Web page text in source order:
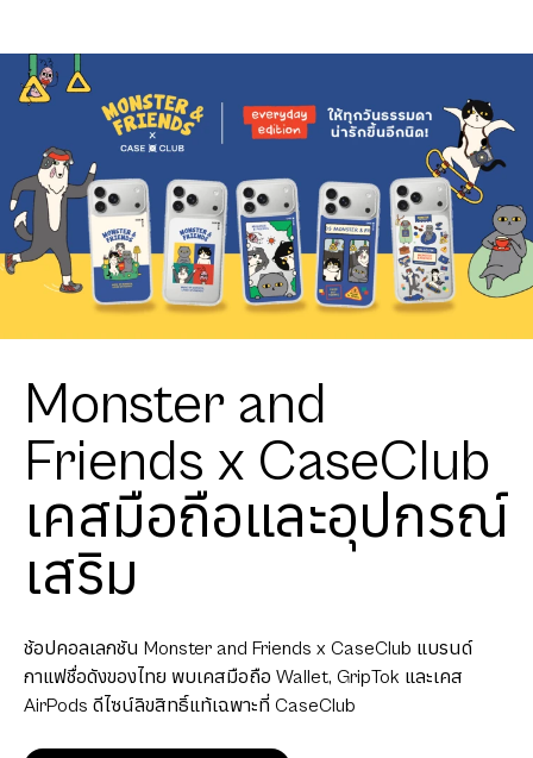
Monster and
Friends x CaseClub
เคสมือถือและอุปกรณ์
เสริม
ช้อปคอลเลกชัน Monster and Friends x CaseClub แบรนด์
กาแฟชื่อดังของไทย พบเคสมือถือ Wallet, GripTok และเคส
AirPods ดีไซน์ลิขสิทธิ์แท้เฉพาะที่ CaseClub